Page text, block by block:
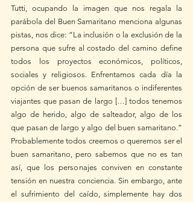
Tutti, ocupando la imagen que nos regala la
parábola del Buen Samaritano menciona algunas
pistas, nos dice: “La inclusión o la exclusión de la
persona que sufre al costado del camino define
todos los proyectos económicos, políticos,
sociales y religiosos. Enfrentamos cada día la
opción de ser buenos samaritanos o indiferentes
viajantes que pasan de largo […] todos tenemos
algo de herido, algo de salteador, algo de los
que pasan de largo y algo del buen samaritano.”
Probablemente todos creemos o queremos ser el
buen samaritano, pero sabemos que no es tan
así, que los personajes conviven en constante
tensión en nuestra conciencia. Sin embargo, ante
el sufrimiento del caído, simplemente hay dos